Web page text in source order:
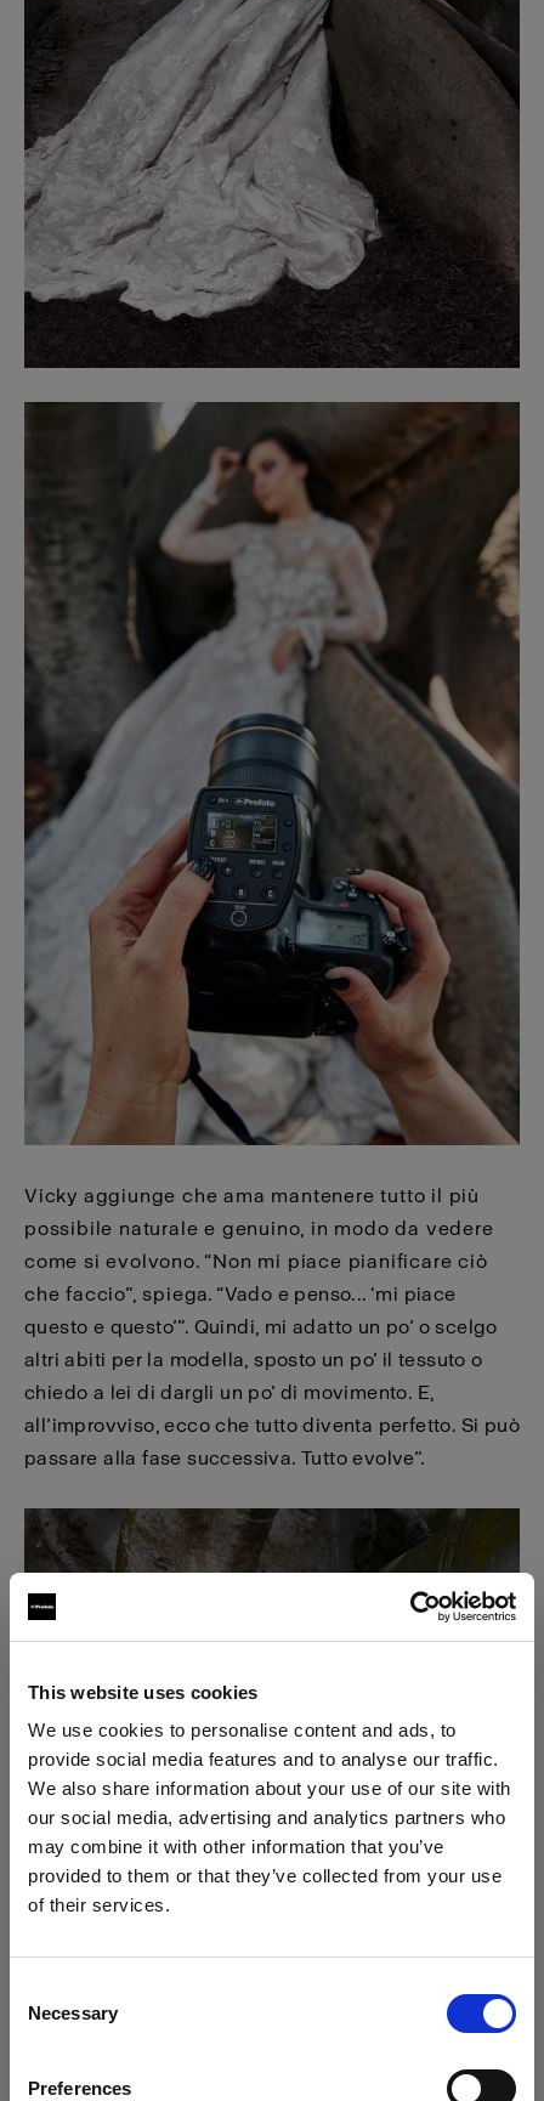
This website uses cookies
We use cookies to personalise content and ads, to
provide social media features and to analyse our traffic.
We also share information about your use of our site with
our social media, advertising and analytics partners who
may combine it with other information that you’ve
provided to them or that they’ve collected from your use
of their services.
Selection
Necessary
Preferences
Aggiornare la tua location?
Vicky aggiunge che ama mantenere tutto il più
possibile naturale e genuino, in modo da vedere
come si evolvono. “Non mi piace pianificare ciò
che faccio”, spiega. “Vado e penso... ‘mi piace
questo e questo’”. Quindi, mi adatto un po’ o scelgo
altri abiti per la modella, sposto un po’ il tessuto o
chiedo a lei di dargli un po’ di movimento. E,
all’improvviso, ecco che tutto diventa perfetto. Si può
passare alla fase successiva. Tutto evolve”.